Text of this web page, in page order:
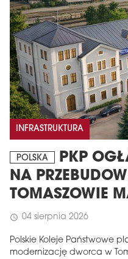
INFRASTRUKTURA
POLSKA
PKP
NA
TOMASZOWIE
schedule 04 sierpnia 2026
Polskie Koleje Państwowe
modernizację dworca w